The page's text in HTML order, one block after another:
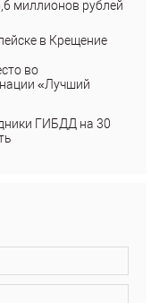
миллионов рублей
в Крещение
во
«Лучший
ГИБДД на 30